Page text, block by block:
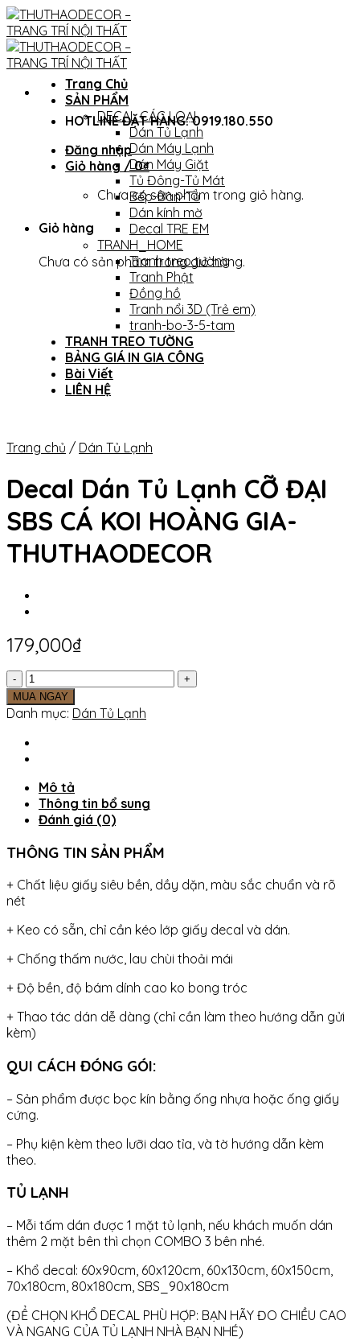
Skip
to
content
HOTLINE ĐẶT HÀNG: 0919.180.550
Đăng nhập
Giỏ hàng /0₫
Chưa có sản phẩm trong giỏ hàng.
Giỏ hàng
Chưa có sản phẩm trong giỏ hàng.
Trang Chủ
SẢN PHẨM
DECAL CÁC LOẠI
Dán Tủ Lạnh
Dán Máy Lạnh
Dán Máy Giặt
Tủ Đông-Tủ Mát
Bếp-Bàn-Tủ
Dán kính mờ
Decal TRE EM
TRANH_HOME
Tranh treo tường
Tranh Phật
Đồng hồ
Tranh nổi 3D (Trẻ em)
tranh-bo-3-5-tam
TRANH TREO TƯỜNG
BẢNG GIÁ IN GIA CÔNG
Bài Viết
LIÊN HỆ
Trang chủ / Dán Tủ Lạnh
Decal Dán Tủ Lạnh CỠ ĐẠI
SBS CÁ KOI HOÀNG GIA-
THUTHAODECOR
179,000₫
Decal
Dán
Tủ
CỠ
ĐẠI
CÁ
KOI
HOÀNG
THUTHAODECOR
lượng
MUA NGAY
Danh mục: Dán Tủ Lạnh
Mô tả
Thông tin bổ sung
Đánh giá (0)
THÔNG TIN SẢN PHẨM
+ Chất liệu giấy siêu bền, dầy dặn, màu sắc chuẩn và rõ
nét
+ Keo có sẵn, chỉ cần kéo lớp giấy decal và dán.
+ Chống thấm nước, lau chùi thoải mái
+ Độ bền, độ bám dính cao ko bong tróc
+ Thao tác dán dễ dàng (chỉ cần làm theo hướng dẫn gửi
kèm)
QUI CÁCH ĐÓNG GÓI:
– Sản phẩm được bọc kín bằng ống nhựa hoặc ống giấy
cứng.
– Phụ kiện kèm theo lưỡi dao tỉa, và tờ hướng dẫn kèm
theo.
TỦ LẠNH
– Mỗi tấm dán được 1 mặt tủ lạnh, nếu khách muốn dán
thêm 2 mặt bên thì chọn COMBO 3 bên nhé.
– Khổ decal: 60x90cm, 60x120cm, 60x130cm, 60x150cm,
70x180cm, 80x180cm, SBS_90x180cm
(ĐỂ CHỌN KHỔ DECAL PHÙ HỢP: BẠN HÃY ĐO CHIỀU CAO
VÀ NGANG CỦA TỦ LẠNH NHÀ BẠN NHÉ)